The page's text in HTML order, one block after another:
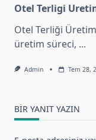
Otel Terligi
Otel Terliği
üretim süreci, ...
Admin Tem 28,
BIR YANIT YAZIN